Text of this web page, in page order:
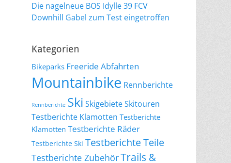
Die nagelneue BOS Idylle 39 FCV
Downhill Gabel zum Test eingetroffen
Kategorien
Bikeparks Freeride Abfahrten
Mountainbike Rennberichte
Rennberichte Ski SkigebieteSkitouren
Testberichte Klamotten Testberichte
Klamotten Testberichte Räder
Testberichte Ski Testberichte Teile
Testberichte ZubehörTrails &